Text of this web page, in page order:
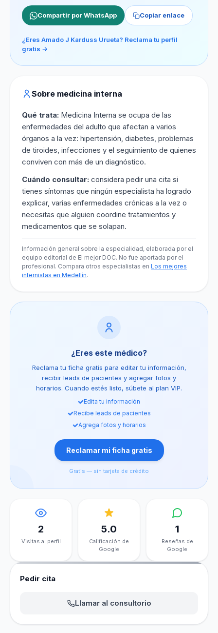
Compartir por WhatsApp Copiar enlace
¿Eres Amado J Karduss Urueta? Reclama tu perfil
gratis →
Sobre medicina interna
Qué trata: Medicina Interna se ocupa de las
enfermedades del adulto que afectan a varios
órganos a la vez: hipertensión, diabetes, problemas
de tiroides, infecciones y el seguimiento de quienes
conviven con más de un diagnóstico.
Cuándo consultar: considera pedir una cita si
tienes síntomas que ningún especialista ha logrado
explicar, varias enfermedades crónicas a la vez o
necesitas que alguien coordine tratamientos y
medicamentos que se solapan.
Información general sobre la especialidad, elaborada por el
equipo editorial de El mejor DOC. No fue aportada por el
profesional. Compara otros especialistas en Los mejores
internistas en Medellín.
¿Eres este médico?
Reclama tu ficha gratis para editar tu información,
recibir leads de pacientes y agregar fotos y
horarios. Cuando estés listo, súbete al plan VIP.
Edita tu información
Recibe leads de pacientes
Agrega fotos y horarios
Reclamar mi ficha gratis
Gratis — sin tarjeta de crédito
2
Visitas al perfil
5.0
Calificación de
Google
1
Reseñas de
Google
Pedir cita
Llamar al consultorio